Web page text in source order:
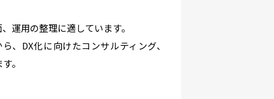
運用の整理に適しています。
、DX化に向けたコンサルティング、
。